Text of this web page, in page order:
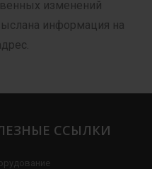
изменений
информация на
ССЫЛКИ